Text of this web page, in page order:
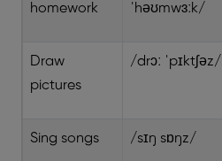
homework
ˈhəʊmwɜːk/
Draw
pictures
/drɔː ˈpɪktʃəz/
Sing songs /sɪŋ sɒŋz/